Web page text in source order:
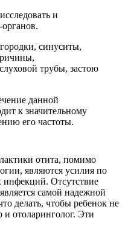
и
синуситы,
трубы, застою
данной
к значительному
его частоты.
отита, помимо
являются усилия по
Отсутствие
самой надежной
делать, чтобы ребенок не
и отоларинголог. Эти